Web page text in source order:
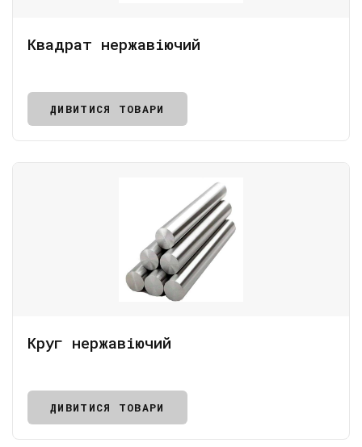
Квадрат нержавіючий
ДИВИТИСЯ ТОВАРИ
Круг нержавіючий
ДИВИТИСЯ ТОВАРИ